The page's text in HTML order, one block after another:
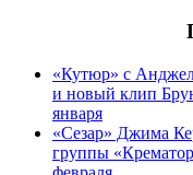
«Кутюр» с
и новый клип
января
«Сезар» Джима
группы